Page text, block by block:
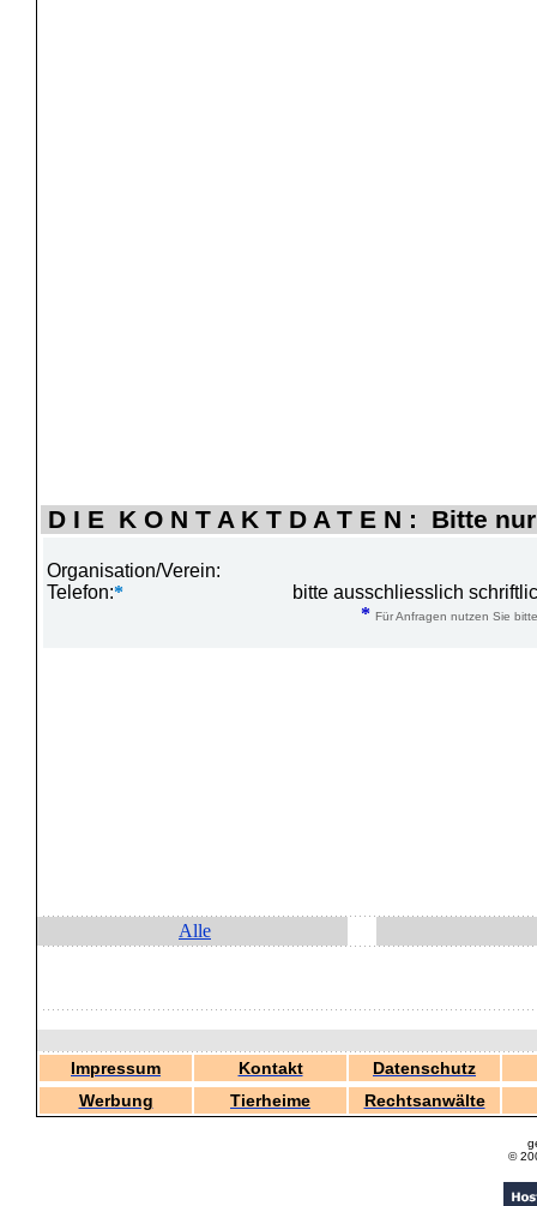
D I E K O N T A K T D A T E N : Bitte
Organisation/Verein:
Telefon:*
bitte ausschliesslich
* Für Anfragen nutzen Sie
Alle
Impressum Kontakt
Datenschutz
Werbung
Tierheime Rechtsanwälte
©